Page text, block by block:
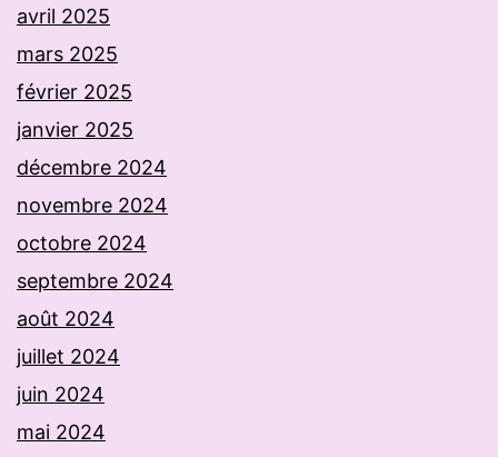
avril 2025
mars 2025
février 2025
janvier 2025
décembre 2024
novembre 2024
octobre 2024
septembre 2024
août 2024
juillet 2024
juin 2024
mai 2024